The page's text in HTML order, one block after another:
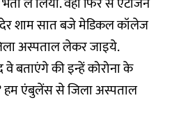
शाम सात बजे मेडिकल कॉलेज
अस्पताल लेकर जाइये.
वे बताएंगे की इन्हें कोरोना के
हम एंबुलेंस से जिला अस्पताल